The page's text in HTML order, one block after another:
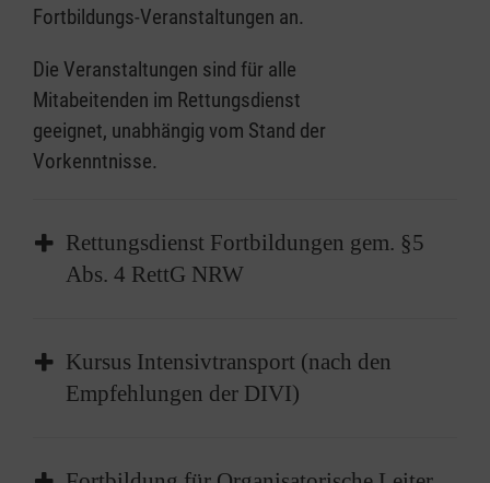
Fortbildungs-Veranstaltungen an.
Die Veranstaltungen sind für alle
Mitabeitenden im Rettungsdienst
geeignet, unabhängig vom Stand der
Vorkenntnisse.
Rettungsdienst Fortbildungen gem. §5
Abs. 4 RettG NRW
Für das Personal im Rettungsdienst besteht
eine im § 5 Abs. 4 Rettungsgesetz des Landes
NRW festgelegte Fortbildungsverpflichtung
Regelungen beschreibt der entsprechende
Kursus Intensivtransport (nach den
Empfehlungen der DIVI)
In diesem Kurs werden Ihnen nach den